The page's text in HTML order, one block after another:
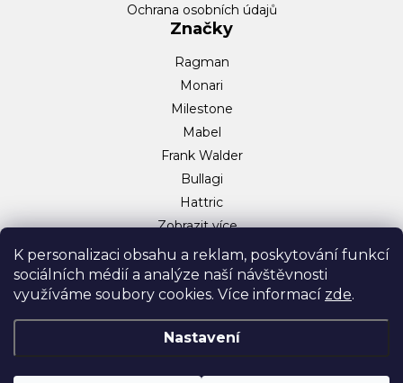
K personalizaci obsahu a reklam, poskytování funkcí
sociálních médií a analýze naší návštěvnosti
využíváme soubory cookies. Více informací zde.
Nastavení
Ochrana osobních údajů
Značky
Ragman
Monari
Milestone
Mabel
Frank Walder
Bullagi
Hattric
Zobrazit více…
Sociální sítě
Facebook
Instagram
TikTok